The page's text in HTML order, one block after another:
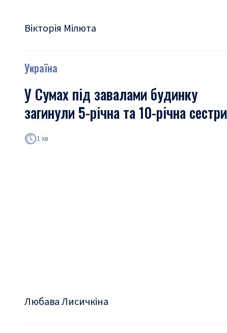
Вікторія Мілюта
Україна
У Сумах під завалами будинку
загинули 5-річна та 10-річна сестри
1 хв
Любава Лисичкіна